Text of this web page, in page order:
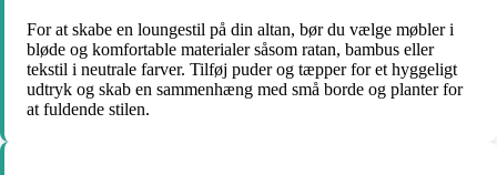
For at skabe en loungestil på din altan, bør du vælge møbler i
bløde og komfortable materialer såsom ratan, bambus eller
tekstil i neutrale farver. Tilføj puder og tæpper for et hyggeligt
udtryk og skab en sammenhæng med små borde og planter for
at fuldende stilen.